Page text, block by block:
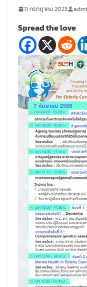
11 กรกฎาคม 2023
Spread the love